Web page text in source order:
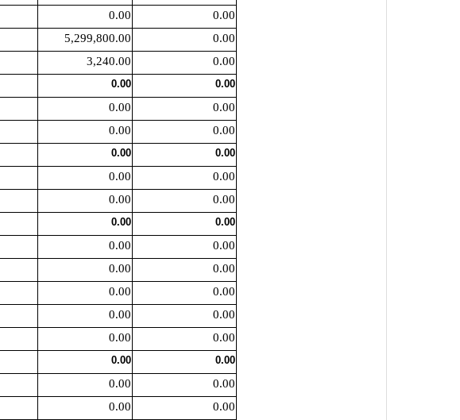
0.00
0.00
5,299,800.00
0.00
3,240.00 0.00
0.00 0.00
0.00
0.00
0.00 0.00
0.00 0.00
0.00
0.00
0.00 0.00
0.00 0.00
0.00
0.00
0.00
0.00
0.00
0.00
0.00
0.00
0.00 0.00
0.00 0.00
0.00
0.00
0.00
0.00